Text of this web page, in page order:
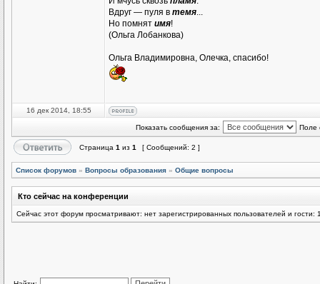
Вдруг — пуля в темя...
Но помнят имя!
(Ольга Лобанкова)
Ольга Владимировна, Олечка, спасибо!
16 дек 2014, 18:55
Показать сообщения за: Поле
Страница 1 из 1 [ Сообщений: 2 ]
Список форумов » Вопросы образования » Общие вопросы
Кто сейчас на конференции
Сейчас этот форум просматривают: нет зарегистрированных пользователей и гости: